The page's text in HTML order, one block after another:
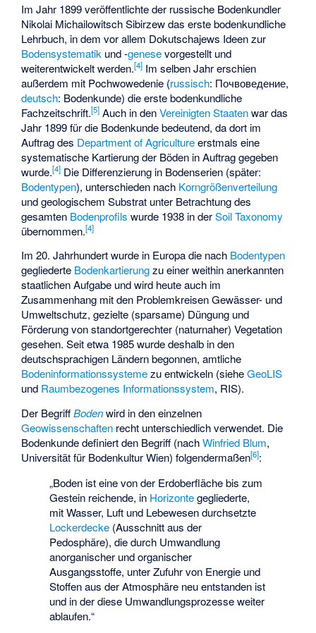
Im Jahr 1899 veröffentlichte der russische Bodenkundler
Nikolai Michailowitsch Sibirzewdas erste bodenkundliche
Lehrbuch, in dem vor allem Dokutschajews Ideen zur
Bodensystematik und -genesevorgestellt und
weiterentwickelt werden.[4] Im selben Jahr erschien
außerdem mit Pochwowedenie (russisch: Почвоведение,
deutsch: Bodenkunde) die erste bodenkundliche
Fachzeitschrift.[5] Auch in denVereinigten Staatenwar das
Jahr 1899 für die Bodenkunde bedeutend, da dort im
Auftrag des Department of Agricultureerstmals eine
systematische Kartierung der Böden in Auftrag gegeben
wurde.[4] Die Differenzierung in Bodenserien (später:
Bodentypen), unterschieden nach Korngrößenverteilung
und geologischem Substrat unter Betrachtung des
gesamten Bodenprofils wurde 1938 in derSoil Taxonomy
übernommen.[4]
Im 20. Jahrhundert wurde in Europa die nach Bodentypen
gegliederte Bodenkartierungzu einer weithin anerkannten
staatlichen Aufgabe und wird heute auch im
Zusammenhang mit den Problemkreisen Gewässer- und
Umweltschutz, gezielte (sparsame) Düngung und
Förderung von standortgerechter (naturnaher) Vegetation
gesehen. Seit etwa 1985 wurde deshalb in den
deutschsprachigen Ländern begonnen, amtliche
Bodeninformationssystemezu entwickeln (sieheGeoLIS
und Raumbezogenes Informationssystem, RIS).
Der BegriffBodenwird in den einzelnen
Geowissenschaften recht unterschiedlich verwendet. Die
Bodenkunde definiert den Begriff (nachWinfried Blum,
Universität für Bodenkultur Wien) folgendermaßen[6]:
„Boden ist eine von der Erdoberfläche bis zum
Gestein reichende, in Horizontegegliederte,
mit Wasser, Luft und Lebewesen durchsetzte
Lockerdecke (Ausschnitt aus der
Pedosphäre), die durch Umwandlung
anorganischer und organischer
Ausgangsstoffe, unter Zufuhr von Energie und
Stoffen aus der Atmosphäre neu entstanden ist
und in der diese Umwandlungsprozesse weiter
ablaufen.“